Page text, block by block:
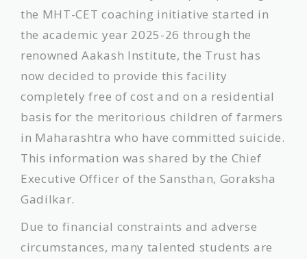
the MHT-CET coaching initiative started in
the academic year 2025-26 through the
renowned Aakash Institute, the Trust has
now decided to provide this facility
completely free of cost and on a residential
basis for the meritorious children of farmers
in Maharashtra who have committed suicide.
This information was shared by the Chief
Executive Officer of the Sansthan, Goraksha
Gadilkar.
​Due to financial constraints and adverse
circumstances, many talented students are